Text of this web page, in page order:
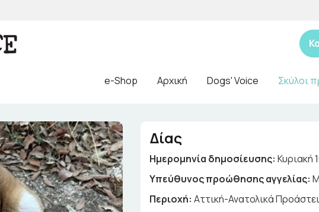
e-Shop Αρχική Dogs' Voice Σκύλοι
Δίας
Ημερομηνία δημοσίευσης: Κυριακή
Yπεύθυνος προώθησης αγγελίας:
Περιοχή:Αττική-Ανατολικά